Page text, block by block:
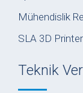
Mühendislik
SLA 3D
Teknik